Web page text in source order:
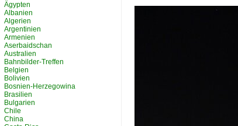
Ägypten
Albanien
Algerien
Argentinien
Armenien
Aserbaidschan
Australien
Bahnbilder-Treffen
Belgien
Bolivien
Bosnien-Herzegowina
Brasilien
Bulgarien
Chile
China